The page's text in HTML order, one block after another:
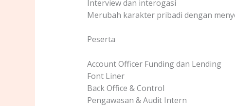
Interview dan interogasi
Merubah karakter pribadi dengan
Peserta
Account Officer Funding dan Lending
Font Liner
Back Office & Control
Pengawasan & Audit Intern